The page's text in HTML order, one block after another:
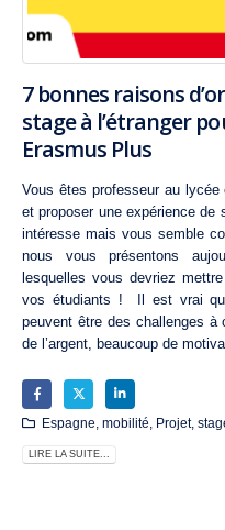
7 bonnes raisons
stage à l’étranger
Erasmus Plus
Vous êtes professeur au
et proposer une expérience de
intéresse mais vous semble
nous vous présentons
lesquelles vous devriez
vos étudiants ! Il est vrai
peuvent être des challenges à
de l’argent, beaucoup de
Espagne mobilité Projet,
LIRE LA SUITE...